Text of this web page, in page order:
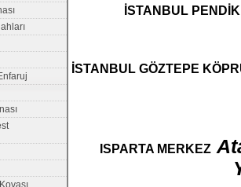
İSTANBUL PENDİK
İSTANBUL GÖZTEPE
ISPARTA MERKEZ